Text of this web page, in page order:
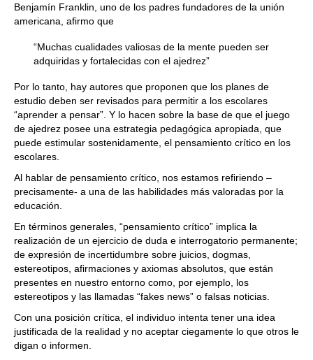
Benjamín Franklin, uno de los padres fundadores de la unión
americana, afirmo que
“Muchas cualidades valiosas de la mente pueden ser
adquiridas y fortalecidas con el ajedrez”
Por lo tanto, hay autores que proponen que los planes de
estudio deben ser revisados para permitir a los escolares
“aprender a pensar”. Y lo hacen sobre la base de que el juego
de ajedrez posee una estrategia pedagógica apropiada, que
puede estimular sostenidamente, el pensamiento crítico en los
escolares.
Al hablar de pensamiento crítico, nos estamos refiriendo –
precisamente- a una de las habilidades más valoradas por la
educación.
En términos generales, “pensamiento crítico” implica la
realización de un ejercicio de duda e interrogatorio permanente;
de expresión de incertidumbre sobre juicios, dogmas,
estereotipos, afirmaciones y axiomas absolutos, que están
presentes en nuestro entorno como, por ejemplo, los
estereotipos y las llamadas “fakes news” o falsas noticias.
Con una posición crítica, el individuo intenta tener una idea
justificada de la realidad y no aceptar ciegamente lo que otros le
digan o informen.